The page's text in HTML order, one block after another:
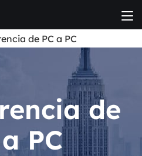
de PC a PC
de
PC